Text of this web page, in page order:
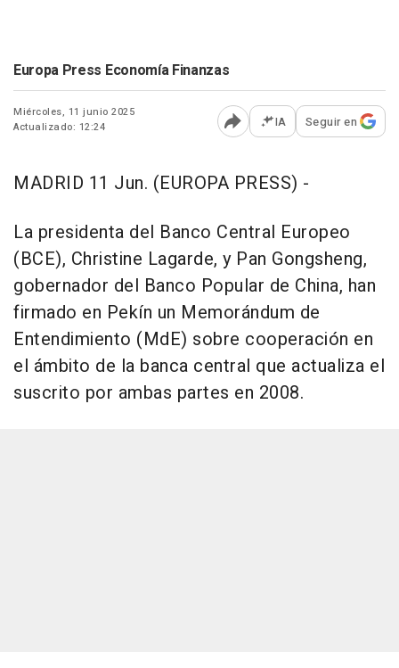
Europa Press Economía Finanzas
Miércoles, 11 junio 2025
Actualizado: 12:24
Abrir opciones para
IA Seguir en
MADRID 11 Jun. (EUROPA PRESS) -
La presidenta del Banco Central Europeo
(BCE), Christine Lagarde, y Pan Gongsheng,
gobernador del Banco Popular de China, han
firmado en Pekín un Memorándum de
Entendimiento (MdE) sobre cooperación en
el ámbito de la banca central que actualiza el
suscrito por ambas partes en 2008.